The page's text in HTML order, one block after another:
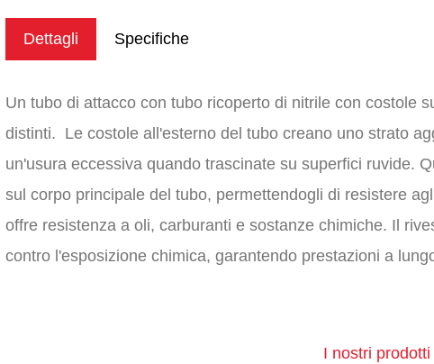
Dettagli Specifiche
Un tubo di attacco con tubo ricoperto di nitrile con costole
distinti. Le costole all'esterno del tubo creano uno strato
un'usura eccessiva quando trascinate su superfici ruvide.
sul corpo principale del tubo, permettendogli di resistere
offre resistenza a oli, carburanti e sostanze chimiche. Il
contro l'esposizione chimica, garantendo prestazioni a
I nostri prodotti